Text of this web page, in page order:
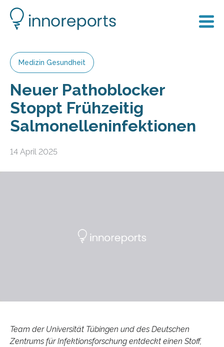
Medizin Gesundheit
Neuer Pathoblocker
Stoppt Frühzeitig
Salmonelleninfektionen
14 April 2025
Team der Universität Tübingen und des Deutschen
Zentrums für Infektionsforschung entdeckt einen Stoff,